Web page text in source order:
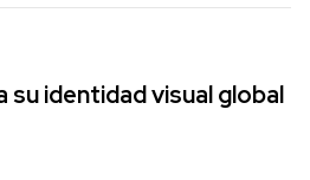
su identidad visual global